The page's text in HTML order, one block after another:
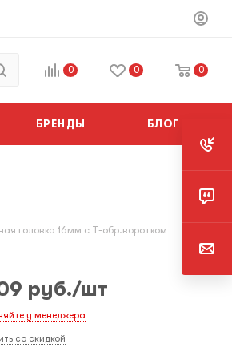
0 0 0
БРЕНДЫ БЛОГ
головка 16мм с Т-обр.воротком
руб./шт
у менеджера
со скидкой